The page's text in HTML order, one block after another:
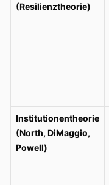
(Resilienztheorie)
Institutionentheorie
(North, DiMaggio,
Powell)